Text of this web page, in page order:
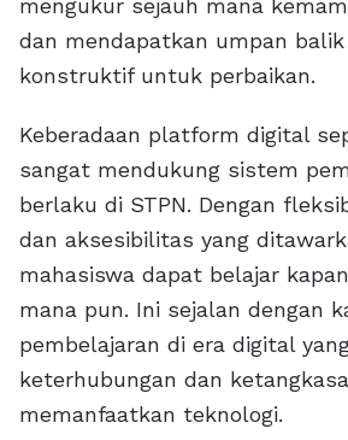
mengukur sejauh mana
dan mendapatkan umpan balik
konstruktif untuk perbaikan.
Keberadaan platform digital
sangat mendukung sistem
berlaku di STPN. Dengan
dan aksesibilitas yang
mahasiswa dapat belajar
mana pun. Ini sejalan dengan
pembelajaran di era digital
keterhubungan dan
memanfaatkan teknologi.